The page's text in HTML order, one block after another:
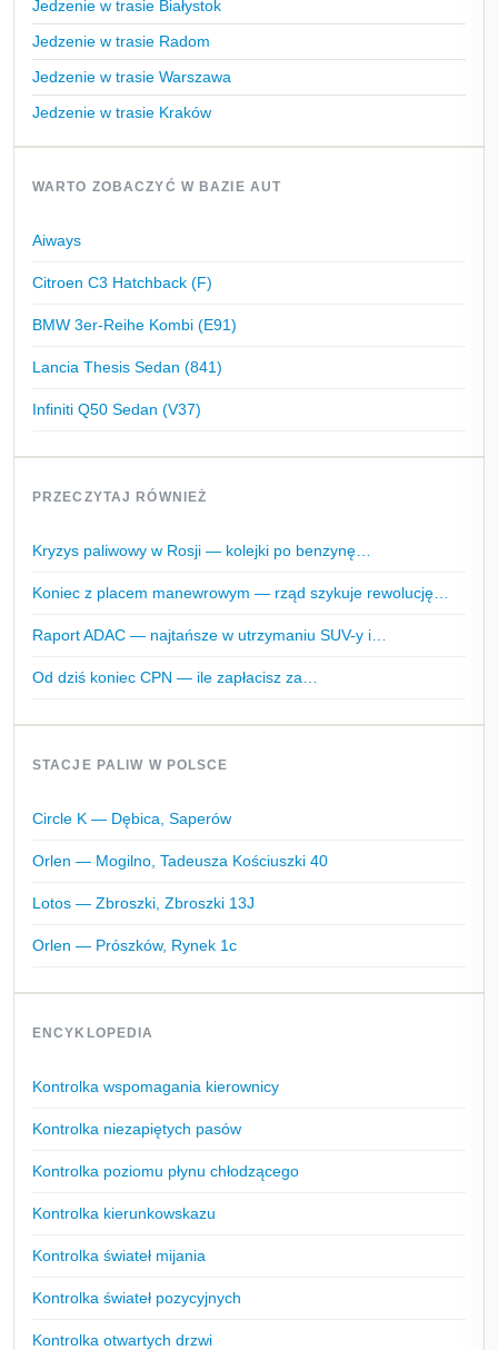
Jedzenie w trasie Białystok
Jedzenie w trasie Radom
Jedzenie w trasie Warszawa
Jedzenie w trasie Kraków
WARTO ZOBACZYĆ W BAZIE AUT
Aiways
Citroen C3 Hatchback (F)
BMW 3er-Reihe Kombi (E91)
Lancia Thesis Sedan (841)
Infiniti Q50 Sedan (V37)
PRZECZYTAJ RÓWNIEŻ
Kryzys paliwowy w Rosji — kolejki po benzynę…
Koniec z placem manewrowym — rząd szykuje rewolucję…
Raport ADAC — najtańsze w utrzymaniu SUV-y i…
Od dziś koniec CPN — ile zapłacisz za…
STACJE PALIW W POLSCE
Circle K — Dębica, Saperów
Orlen — Mogilno, Tadeusza Kościuszki 40
Lotos — Zbroszki, Zbroszki 13J
Orlen — Prószków, Rynek 1c
ENCYKLOPEDIA
Kontrolka wspomagania kierownicy
Kontrolka niezapiętych pasów
Kontrolka poziomu płynu chłodzącego
Kontrolka kierunkowskazu
Kontrolka świateł mijania
Kontrolka świateł pozycyjnych
Kontrolka otwartych drzwi